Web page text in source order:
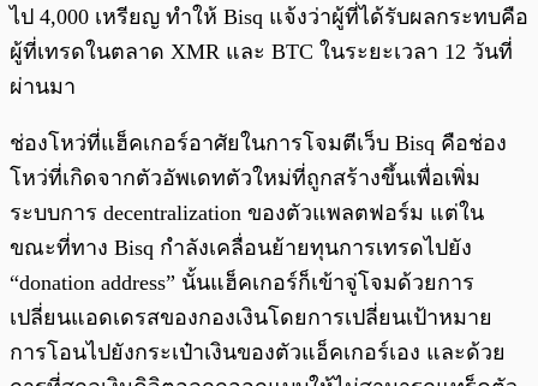
ไป 4,000 เหรียญ ทำให้ Bisq แจ้งว่าผู้ที่ได้รับผลกระทบคือ
ผู้ที่เทรดในตลาด XMR และ BTC ในระยะเวลา 12 วันที่
ผ่านมา
ช่องโหว่ที่แฮ็คเกอร์อาศัยในการโจมตีเว็บ Bisq คือช่อง
โหว่ที่เกิดจากตัวอัพเดทตัวใหม่ที่ถูกสร้างขึ้นเพื่อเพิ่ม
ระบบการ decentralization ของตัวแพลตฟอร์ม แต่ใน
ขณะที่ทาง Bisq กำลังเคลื่อนย้ายทุนการเทรดไปยัง
“donation address” นั้นแฮ็คเกอร์ก็เข้าจู่โจมด้วยการ
เปลี่ยนแอดเดรสของกองเงินโดยการเปลี่ยนเป้าหมาย
การโอนไปยังกระเป๋าเงินของตัวแอ็คเกอร์เอง และด้วย